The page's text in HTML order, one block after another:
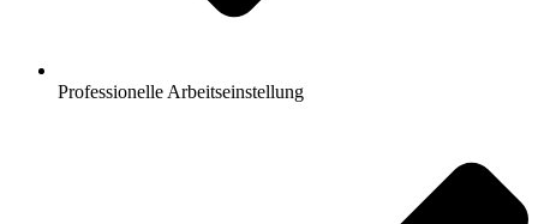
Professionelle Arbeitseinstellung